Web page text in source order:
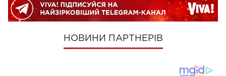
НОВИНИ ПАРТНЕРІВ